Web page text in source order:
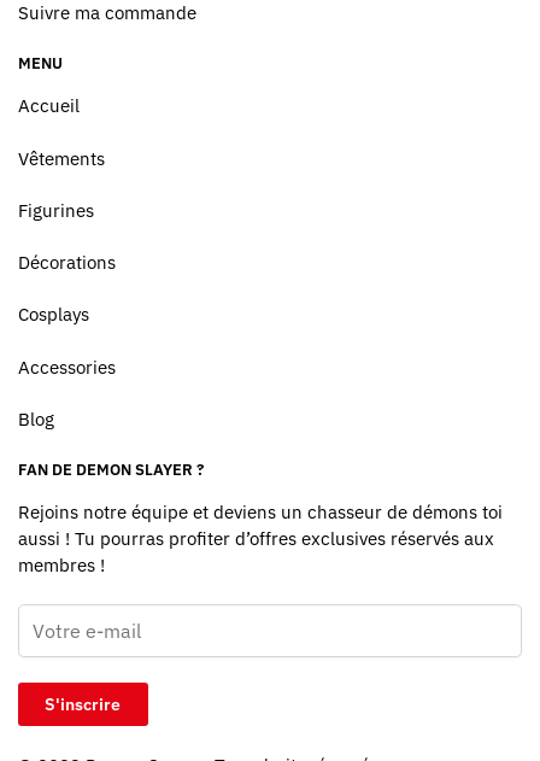
Suivre ma commande
MENU
Accueil
Vêtements
Figurines
Décorations
Cosplays
Accessories
Blog
FAN DE DEMON SLAYER ?
Rejoins notre équipe et deviens un chasseur de démons toi
aussi ! Tu pourras profiter d’offres exclusives réservés aux
membres !